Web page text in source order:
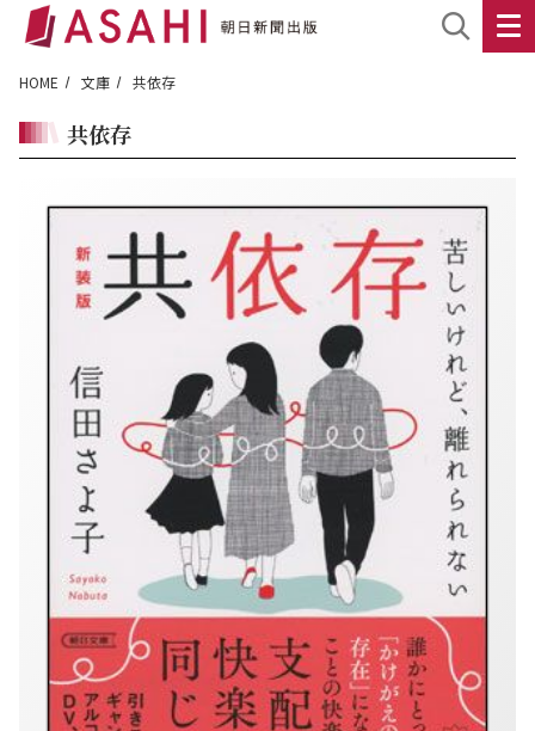
HOME 文庫 共依存
共依存